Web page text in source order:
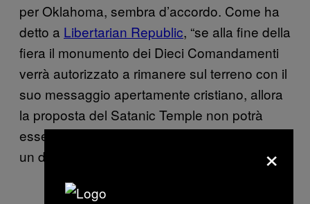
per Oklahoma, sembra d’accordo. Come ha
detto a Libertarian Republic, “se alla fine della
fiera il monumento dei Dieci Comandamenti
verrà autorizzato a rimanere sul terreno con il
suo messaggio apertamente cristiano, allora
la proposta del Satanic Temple non potrà
essere respinta in quanto manifestazione di
un diverso punto di vista religioso.”
×